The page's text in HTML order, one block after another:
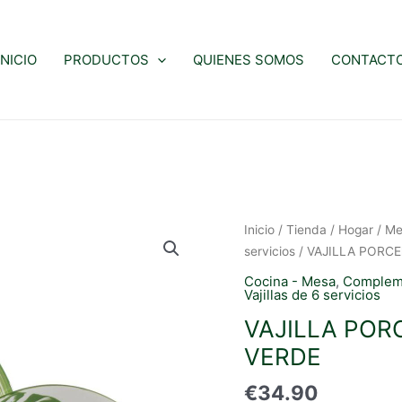
PRODUCTOS QUIENES SOMOS
Inicio / Tienda / Hogar /
servicios / VAJILLA
Cocina - Mesa,
Vajillas de 6 servicios
VAJILLA
VERDE
€34.90